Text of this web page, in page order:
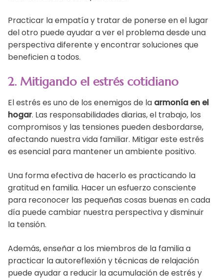
Practicar la empatía y tratar de ponerse en el lugar
del otro puede ayudar a ver el problema desde una
perspectiva diferente y encontrar soluciones que
beneficien a todos.
2. Mitigando el estrés cotidiano
El estrés es uno de los enemigos de la armonía en el
hogar. Las responsabilidades diarias, el trabajo, los
compromisos y las tensiones pueden desbordarse,
afectando nuestra vida familiar. Mitigar este estrés
es esencial para mantener un ambiente positivo.
Una forma efectiva de hacerlo es practicando la
gratitud en familia. Hacer un esfuerzo consciente
para reconocer las pequeñas cosas buenas en cada
día puede cambiar nuestra perspectiva y disminuir
la tensión.
Además, enseñar a los miembros de la familia a
practicar la autoreflexión y técnicas de relajación
puede ayudar a reducir la acumulación de estrés y